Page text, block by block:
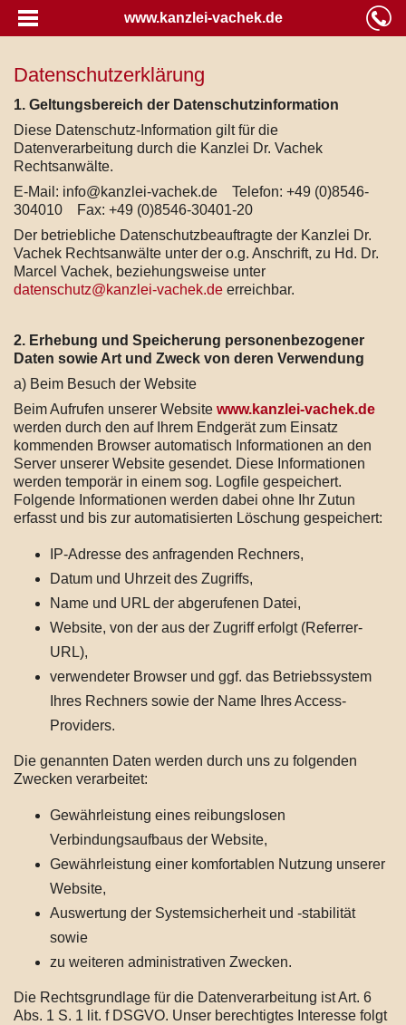
www.kanzlei-vachek.de
Datenschutzerklärung
1. Geltungsbereich der Datenschutzinformation
Diese Datenschutz-Information gilt für die
Datenverarbeitung durch die Kanzlei Dr. Vachek
Rechtsanwälte.
E-Mail: info@kanzlei-vachek.de Telefon: +49 (0)8546-
304010 Fax: +49 (0)8546-30401-20
Der betriebliche Datenschutzbeauftragte der Kanzlei Dr.
Vachek Rechtsanwälte unter der o.g. Anschrift, zu Hd. Dr.
Marcel Vachek, beziehungsweise unter
datenschutz@kanzlei-vachek.de erreichbar.
2. Erhebung und Speicherung personenbezogener
Daten sowie Art und Zweck von deren Verwendung
a) Beim Besuch der Website
Beim Aufrufen unserer Website www.kanzlei-vachek.de
werden durch den auf Ihrem Endgerät zum Einsatz
kommenden Browser automatisch Informationen an den
Server unserer Website gesendet. Diese Informationen
werden temporär in einem sog. Logfile gespeichert.
Folgende Informationen werden dabei ohne Ihr Zutun
erfasst und bis zur automatisierten Löschung gespeichert:
IP-Adresse des anfragenden Rechners,
Datum und Uhrzeit des Zugriffs,
Name und URL der abgerufenen Datei,
Website, von der aus der Zugriff erfolgt (Referrer-
URL),
verwendeter Browser und ggf. das Betriebssystem
Ihres Rechners sowie der Name Ihres Access-
Providers.
Die genannten Daten werden durch uns zu folgenden
Zwecken verarbeitet:
Gewährleistung eines reibungslosen
Verbindungsaufbaus der Website,
Gewährleistung einer komfortablen Nutzung unserer
Website,
Auswertung der Systemsicherheit und -stabilität
sowie
zu weiteren administrativen Zwecken.
Die Rechtsgrundlage für die Datenverarbeitung ist Art. 6
Abs. 1 S. 1 lit. f DSGVO. Unser berechtigtes Interesse folgt